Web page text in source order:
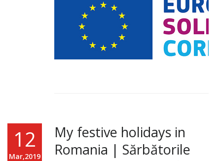
12
Mar,2019
My festive holidays in
Romania | Sărbătorile